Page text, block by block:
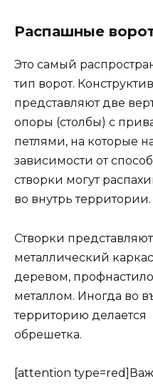
Распашные
Это самый
тип ворот.
представляют две
опоры (столбы) с
петлями, на которые
зависимости от
створки могут
во внутрь территории.
Створки
металлический
деревом,
металлом. Иногда во
территорию
обрешетка.
[attention